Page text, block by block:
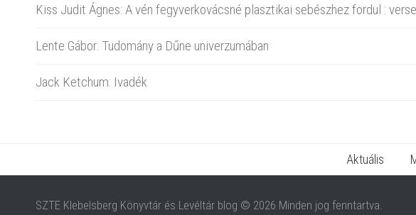
Kiss Judit Ágnes: A vén fegyverkovácsné plasztikai sebészhez fordul :
Lente Gábor: Tudomány a Dűne univerzumában
Jack Ketchum: Ivadék
Aktuális
SZTE Klebelsberg Könyvtár és Levéltár blog © 2026 Minden jog fenntartva.